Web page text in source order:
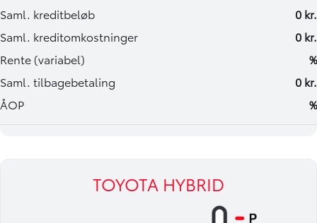
TOYOTA HYBRID